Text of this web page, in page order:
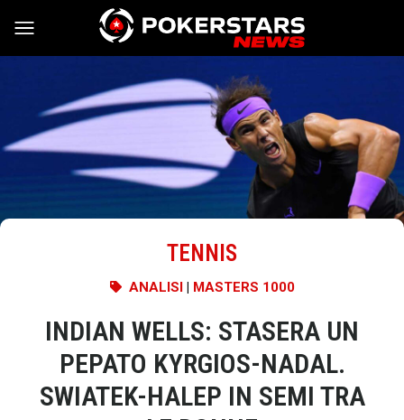
Vai al contenuto
TENNIS
ANALISI| MASTERS 1000
INDIAN WELLS: STASERA UN
PEPATO KYRGIOS-NADAL.
SWIATEK-HALEP IN SEMI TRA